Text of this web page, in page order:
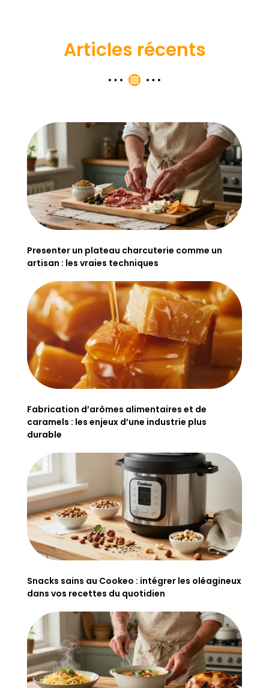
Articles récents
Presenter un plateau charcuterie comme un
artisan : les vraies techniques
Fabrication d’arômes alimentaires et de
caramels : les enjeux d’une industrie plus
durable
Snacks sains au Cookeo : intégrer les oléagineux
dans vos recettes du quotidien